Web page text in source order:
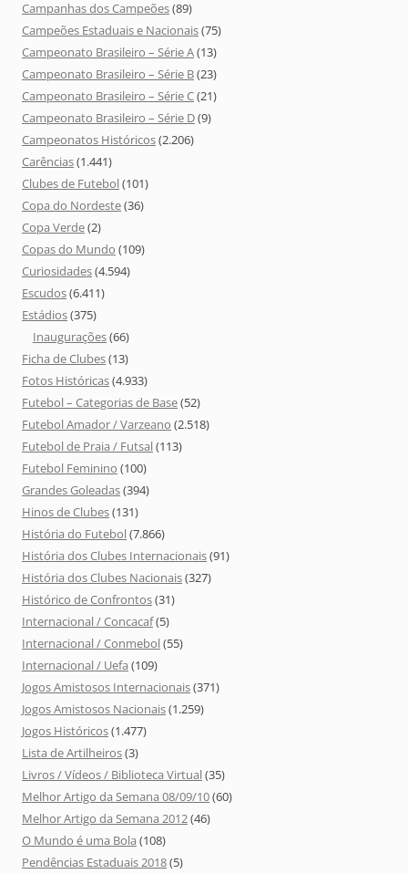
Campanhas dos Campeões(89)
Campeões Estaduais e Nacionais(75)
Campeonato Brasileiro – Série A(13)
Campeonato Brasileiro – Série B(23)
Campeonato Brasileiro – Série C(21)
Campeonato Brasileiro – Série D(9)
Campeonatos Históricos(2.206)
Carências(1.441)
Clubes de Futebol(101)
Copa do Nordeste(36)
Copa Verde(2)
Copas do Mundo (109)
Curiosidades(4.594)
Escudos(6.411)
Estádios(375)
Inaugurações(66)
Ficha de Clubes(13)
Fotos Históricas(4.933)
Futebol – Categorias de Base(52)
Futebol Amador / Varzeano (2.518)
Futebol de Praia / Futsal(113)
Futebol Feminino (100)
Grandes Goleadas(394)
Hinos de Clubes(131)
História do Futebol(7.866)
História dos Clubes Internacionais(91)
História dos Clubes Nacionais(327)
Histórico de Confrontos(31)
Internacional / Concacaf(5)
Internacional / Conmebol(55)
Internacional / Uefa (109)
Jogos Amistosos Internacionais(371)
Jogos Amistosos Nacionais(1.259)
Jogos Históricos(1.477)
Lista de Artilheiros(3)
Livros / Vídeos / Biblioteca Virtual(35)
Melhor Artigo da Semana 08/09/10(60)
Melhor Artigo da Semana 2012(46)
O Mundo é uma Bola (108)
Pendências Estaduais 2018(5)